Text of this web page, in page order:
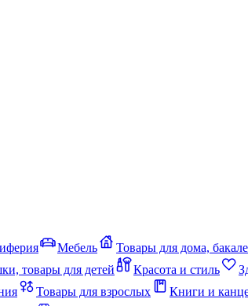
Мебель Товары для дома,
товары для детей Красота и стиль
Товары для взрослых Книги и